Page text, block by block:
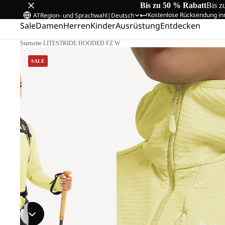
Bis zu 50 % RabattBis
Kostenlose Rücksendung
ATRegion- und Sprachwahl| Deutsch
SaleDamenHerrenKinderAusrüstungEntdecken
Startseite/LITESTRIDE HOODED FZ W
SALE